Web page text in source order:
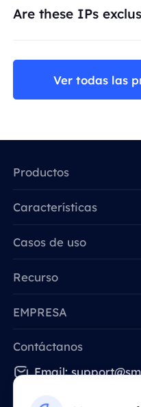
Are these IPs
Ver todas las
Productos
Características
Casos de uso
Recurso
EMPRESA
Contáctanos
Email: